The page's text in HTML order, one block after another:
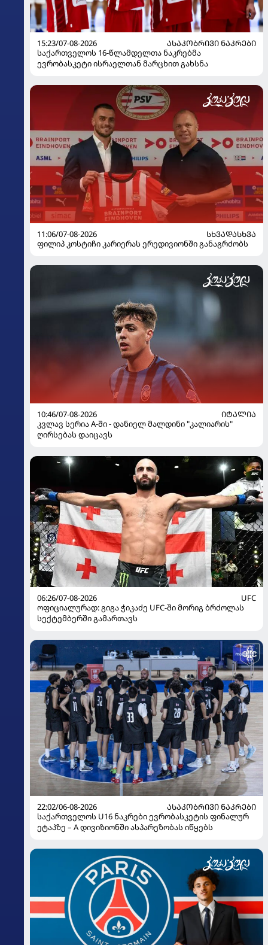
15:23/07-08-2026
ᲐᲡᲐᲙᲝᲑᲠᲘᲕᲘ ᲜᲐᲙᲠᲔᲑᲘ
საქართველოს 16-წლამდელთა ნაკრებმა
ევრობასკეტი ისრაელთან მარცხით გახსნა
11:06/07-08-2026
ᲡᲮᲕᲐᲓᲐᲡᲮᲕᲐ
ფილიპ კოსტიჩი კარიერას ერედივიონში განაგრძობს
10:46/07-08-2026
ᲘᲢᲐᲚᲘᲐ
კვლავ სერია A-ში - დანიელ მალდინი "კალიარის"
ღირსებას დაიცავს
06:26/07-08-2026
UFC
ოფიციალურად: გიგა ჭიკაძე UFC-ში მორიგ ბრძოლას
სექტემბერში გამართავს
22:02/06-08-2026
ᲐᲡᲐᲙᲝᲑᲠᲘᲕᲘ ᲜᲐᲙᲠᲔᲑᲘ
საქართველოს U16 ნაკრები ევრობასკეტის ფინალურ
ეტაპზე – A დივიზიონში ასპარეზობას იწყებს